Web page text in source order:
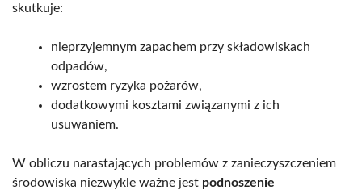
skutkuje:
nieprzyjemnym zapachem przy składowiskach
odpadów,
wzrostem ryzyka pożarów,
dodatkowymi kosztami związanymi z ich
usuwaniem.
W obliczu narastających problemów z zanieczyszczeniem
środowiska niezwykle ważne jest podnoszenie